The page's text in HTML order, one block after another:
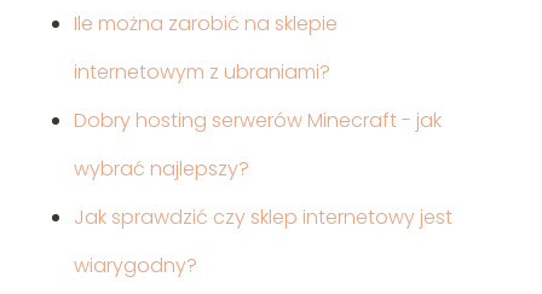
Ile można zarobić na sklepie
internetowym z ubraniami?
Dobry hosting serwerów Minecraft - jak
wybrać najlepszy?
Jak sprawdzić czy sklep internetowy jest
wiarygodny?